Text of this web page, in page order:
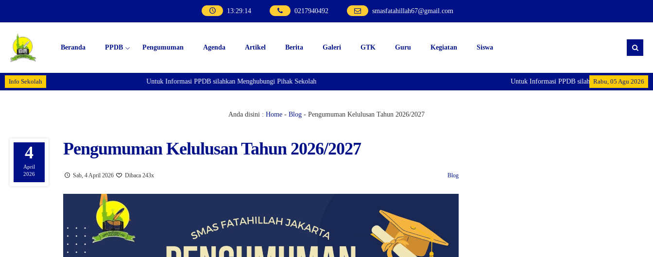
13:29:15 0217940492 smasfatahillah67@gmail.com
Beranda PPDB Pengumuman Agenda Artikel Berita Galeri GTK Guru Kegiatan Siswa
Info Sekolah Rabu, 05 Agu 2026
Untuk Informasi PPDB silahkan Menghubungi
Untuk Informasi PPDB silahkan Menghubungi Pihak Sekolah
Anda disini : Home - Blog - Pengumuman Kelulusan Tahun 2026/2027
4
April
2026
Pengumuman Kelulusan Tahun 2026/2027
Sab, 4 April 2026 Dibaca 243x Blog